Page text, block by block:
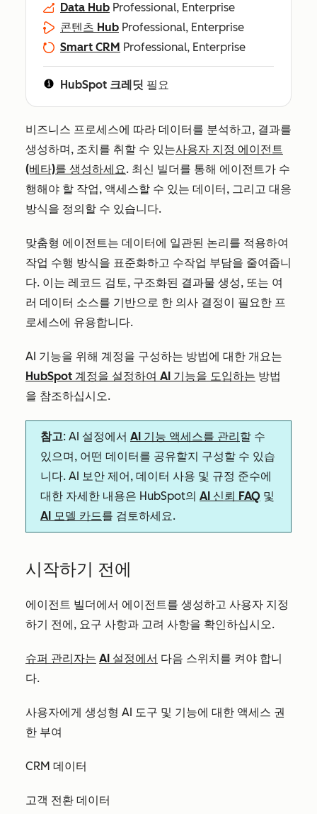
Data Hub Professional, Enterprise
콘텐츠 Hub Professional, Enterprise
Smart CRM Professional, Enterprise
HubSpot 크레딧 필요
비즈니스 프로세스에 따라 데이터를 분석하고, 결과를
생성하며, 조치를 취할 수 있는사용자 지정 에이전트
(베타)를 생성하세요. 최신 빌더를 통해 에이전트가 수
행해야 할 작업, 액세스할 수 있는 데이터, 그리고 대응
방식을 정의할 수 있습니다.
맞춤형 에이전트는 데이터에 일관된 논리를 적용하여
작업 수행 방식을 표준화하고 수작업 부담을 줄여줍니
다. 이는 레코드 검토, 구조화된 결과물 생성, 또는 여
러 데이터 소스를 기반으로 한 의사 결정이 필요한 프
로세스에 유용합니다.
AI 기능을 위해 계정을 구성하는 방법에 대한 개요는
HubSpot 계정을 설정하여 AI 기능을 도입하는 방법
을 참조하십시오.
참고: AI 설정에서 AI 기능 액세스를 관리할 수
있으며, 어떤 데이터를 공유할지 구성할 수 있습
니다. AI 보안 제어, 데이터 사용 및 규정 준수에
대한 자세한 내용은 HubSpot의 AI 신뢰 FAQ 및
AI 모델 카드를 검토하세요.
시작하기 전에
에이전트 빌더에서 에이전트를 생성하고 사용자 지정
하기 전에, 요구 사항과 고려 사항을 확인하십시오.
슈퍼 관리자는 AI 설정에서 다음 스위치를 켜야 합니
다.
사용자에게 생성형 AI 도구 및 기능에 대한 액세스 권
한 부여
CRM 데이터
고객 전환 데이터